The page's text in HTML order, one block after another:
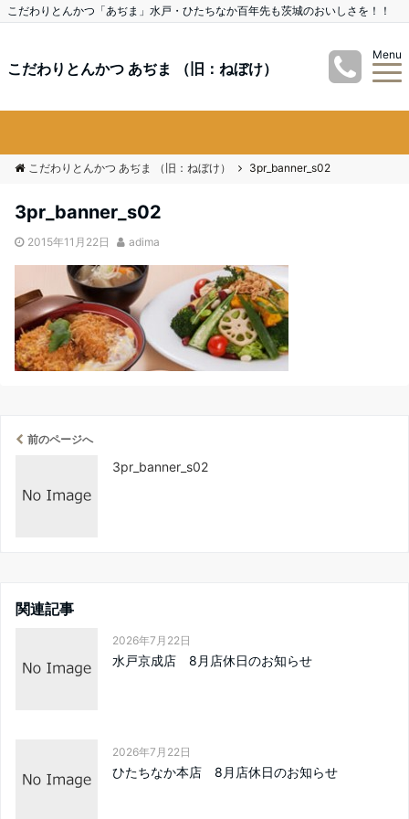
こだわりとんかつ「あぢま」水戸・ひたちなか百年先も茨城のおいしさを！！
こだわりとんかつ あぢま （旧：ねぼけ）
Menu
こだわりとんかつ あぢま （旧：ねぼけ） 3pr_banner_s02
3pr_banner_s02
2015年11月22日 adima
前のページへ
3pr_banner_s02
関連記事
2026年7月22日
水戸京成店 8月店休日のお知らせ
2026年7月22日
ひたちなか本店 8月店休日のお知らせ